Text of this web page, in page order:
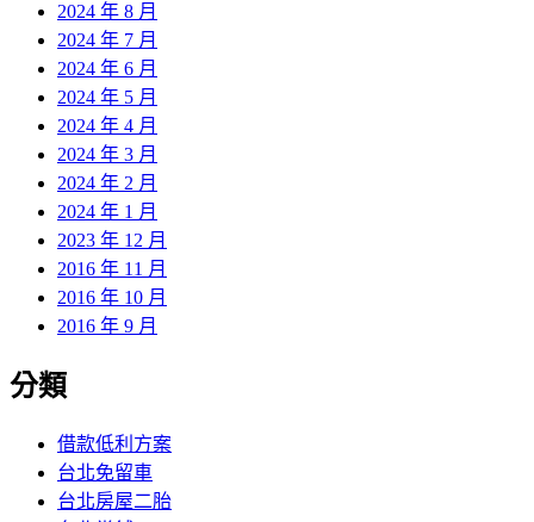
2024 年 8 月
2024 年 7 月
2024 年 6 月
2024 年 5 月
2024 年 4 月
2024 年 3 月
2024 年 2 月
2024 年 1 月
2023 年 12 月
2016 年 11 月
2016 年 10 月
2016 年 9 月
分類
借款低利方案
台北免留車
台北房屋二胎